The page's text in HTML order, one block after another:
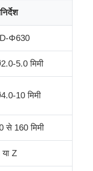
Φ630
5.0 मिमी
10 मिमी
से 160 मिमी
या Z